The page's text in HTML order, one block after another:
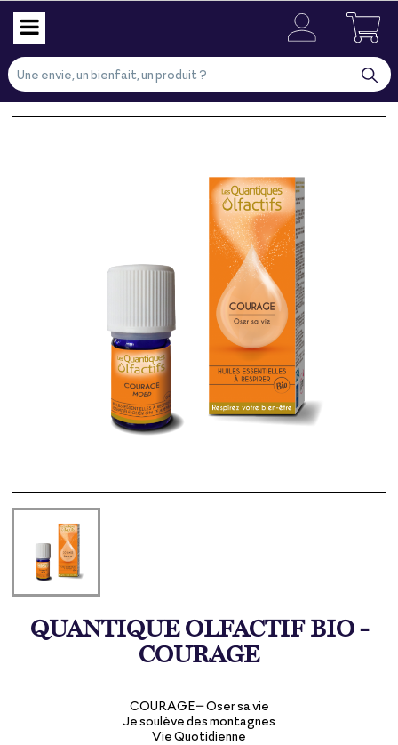
QUANTIQUE OLFACTIF BIO -
COURAGE
COURAGE– Oser sa vie
Je soulève des montagnes
Vie Quotidienne